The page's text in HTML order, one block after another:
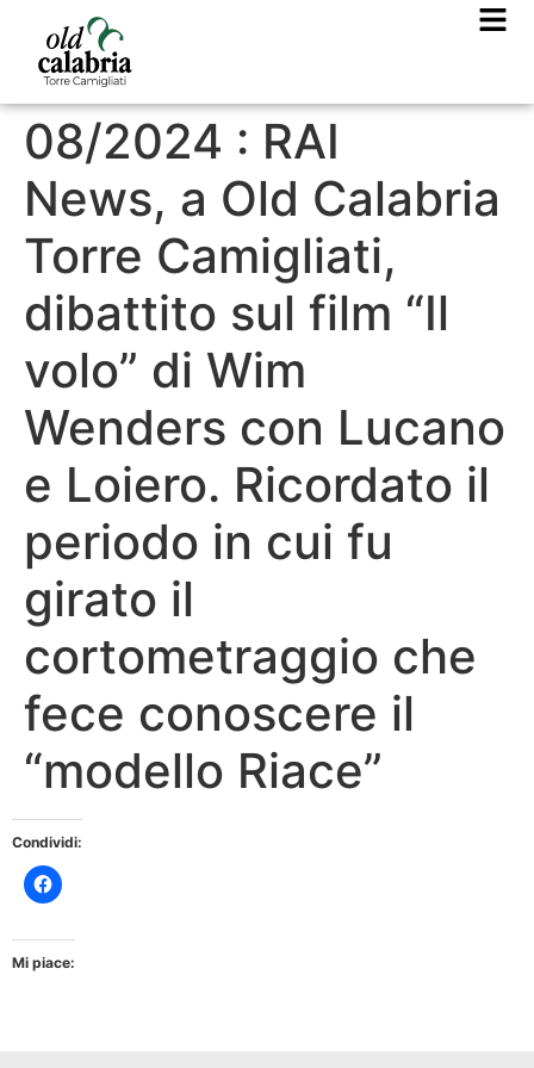
08/2024 : RAI
News, a Old Calabria
Torre Camigliati,
dibattito sul film “Il
volo” di Wim
Wenders con Lucano
e Loiero. Ricordato il
periodo in cui fu
girato il
cortometraggio che
fece conoscere il
“modello Riace”
Condividi:
Mi piace: